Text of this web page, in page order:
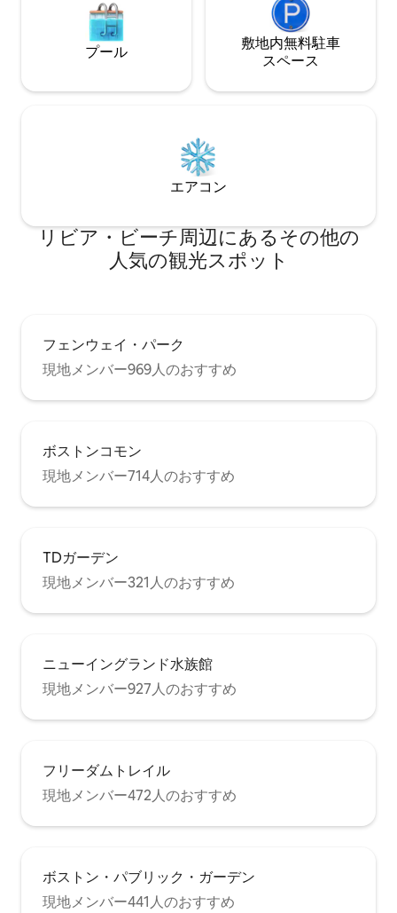
プール
敷地内無料駐⁠車
ス⁠ペ⁠ー⁠ス
エアコン
リビア・ビーチ⁠周⁠辺⁠に⁠あ⁠るそ⁠の⁠他⁠の
人⁠気⁠の観⁠光⁠ス⁠ポ⁠ッ⁠ト
フェンウェイ・パーク
現地メンバー969人のおすすめ
ボストンコモン
現地メンバー714人のおすすめ
TDガーデン
現地メンバー321人のおすすめ
ニューイングランド水族館
現地メンバー927人のおすすめ
フリーダムトレイル
現地メンバー472人のおすすめ
ボストン・パブリック・ガーデン
現地メンバー441人のおすすめ